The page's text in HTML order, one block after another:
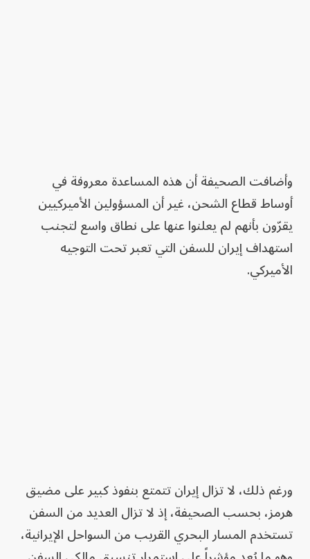
وأضافت الصحيفة أن هذه المساعدة معروفة في
أوساط قطاع الشحن، غير أن المسؤولين الأميركيين
يقرّون بأنهم لم يعلنوا عنها على نطاق واسع لتجنب
استهداف إيران للسفن التي تعبر تحت التوجيه
الأميركي.
ورغم ذلك، لا تزال إيران تتمتع بنفوذ كبير على مضيق
هرمز، بحسب الصحيفة، إذ لا تزال العديد من السفن
تستخدم المسار البحري القريب من السواحل الإيرانية،